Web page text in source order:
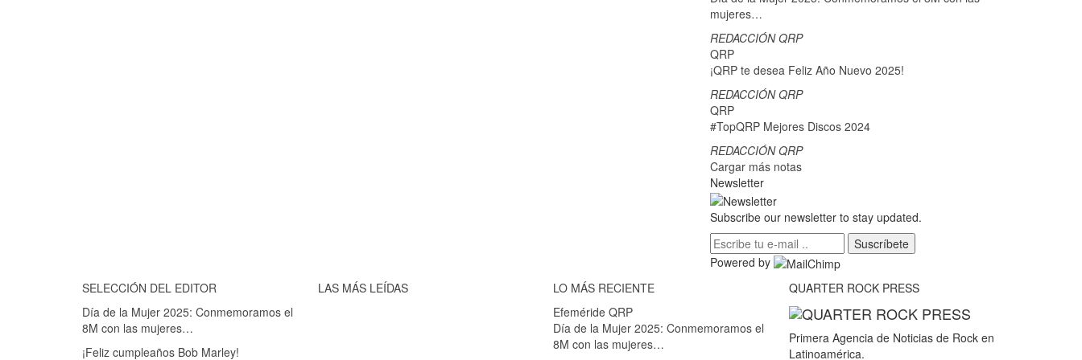
mujeres…
REDACCIÓN QRP
QRP
¡QRP te desea Feliz Año Nuevo 2025!
REDACCIÓN QRP
QRP
#TopQRP Mejores Discos 2024
REDACCIÓN QRP
Cargar más notas
Newsletter
Subscribe our newsletter to stay updated.
Suscríbete
Powered by
SELECCIÓN DEL EDITOR
Día de la Mujer 2025: Conmemoramos el
8M con las mujeres…
¡Feliz cumpleaños Bob Marley!
LAS MÁS LEÍDAS
LO MÁS RECIENTE
Efeméride QRP
Día de la Mujer 2025: Conmemoramos el
8M con las mujeres…
QUARTER ROCK PRESS
Primera Agencia de Noticias de Rock en
Latinoamérica.